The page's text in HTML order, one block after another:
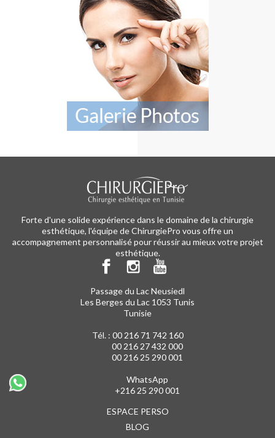
Forte d'une solide expérience dans le domaine de la chirurgie
esthétique, l'équipe de ChirurgiePro vous offre un
accompagnement personnalisé pour réussir au mieux votre projet
esthétique.
Passage du Lac Neusiedl
Les Berges du Lac 1053 Tunis
Tunisie
Tél. : 00 216 71 742 160
00 216 27 432 000
00 216 25 290 001
WhatsApp
+216 25 290 001
ESPACE PERSO
BLOG